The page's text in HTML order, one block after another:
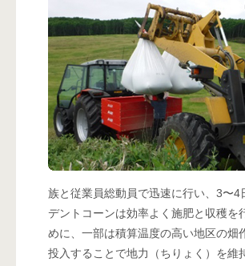
族と従業員総動員で迅速に行い、3〜
デントコーンは効率よく施肥と収穫
めに、一部は積算温度の高い地区の
投入することで地力（ちりょく）を